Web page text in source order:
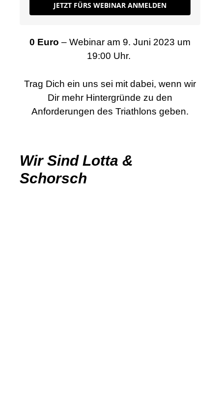
JETZT FÜRS WEBINAR ANMELDEN
0 Euro – Webinar am 9. Juni 2023 um
19:00 Uhr.
Trag Dich ein uns sei mit dabei, wenn wir
Dir mehr Hintergründe zu den
Anforderungen des Triathlons geben.
Wir Sind Lotta &
Schorsch